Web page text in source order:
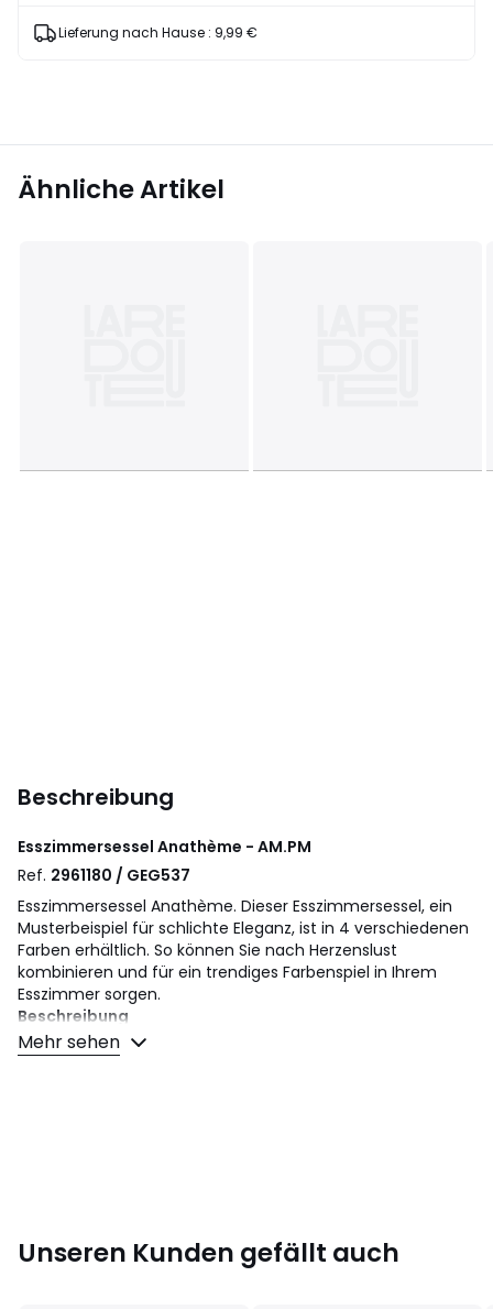
Lieferung nach Hause : 9,99 €
Ähnliche Artikel
Beschreibung
Esszimmersessel Anathème - AM.PM
Ref. 2961180 / GEG537
Esszimmersessel Anathème. Dieser Esszimmersessel, ein
Musterbeispiel für schlichte Eleganz, ist in 4 verschiedenen
Farben erhältlich. So können Sie nach Herzenslust
kombinieren und für ein trendiges Farbenspiel in Ihrem
Esszimmer sorgen.
Beschreibung
• Gestell Metall
• Durchgehender Bezug Samt aus 100% Polyester
Masse und Gewicht der Sendung
Mehr sehen
Unseren Kunden gefällt auch